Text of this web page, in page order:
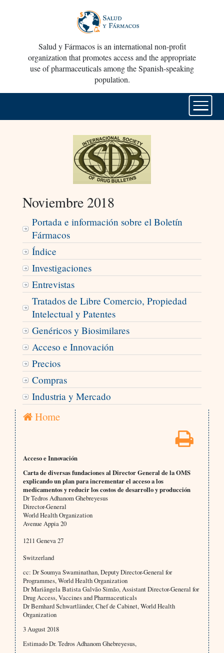
Salud y Fármacos is an international non-profit
organization that promotes access and the appropriate
use of pharmaceuticals among the Spanish-speaking
population.
Noviembre 2018
Portada e información sobre el Boletín
Fármacos
Índice
Investigaciones
Entrevistas
Tratados de Libre Comercio, Propiedad
Intelectual y Patentes
Genéricos y Biosimilares
Acceso e Innovación
Precios
Compras
Industria y Mercado
Home
Acceso e Innovación
Carta de diversas fundaciones al Director General de la OMS
explicando un plan para incrementar el acceso a los
medicamentos y reducir los costos de desarrollo y producción
Dr Tedros Adhanom Ghebreyesus
Director-General
World Health Organization
Avenue Appia 20
1211 Geneva 27
Switzerland
cc: Dr Soumya Swaminathan, Deputy Director-General for
Programmes, World Health Organization
Dr Mariângela Batista Galvão Simão, Assistant Director-General for
Drug Access, Vaccines and Pharmaceuticals
Dr Bernhard Schwartländer, Chef de Cabinet, World Health
Organization
3 August 2018
Estimado Dr. Tedros Adhanom Ghebreyesus,